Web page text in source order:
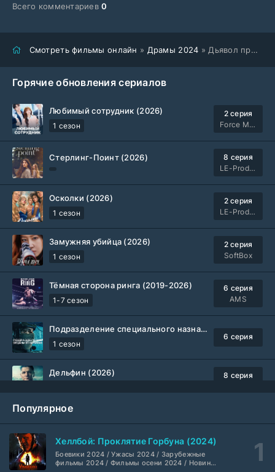
Всего комментариев0
Смотреть фильмы онлайн » Драмы 2024 » Дьявол приходит в Канзас-Сити (2024)
Горячие обновления сериалов
Любимый сотрудник (2026)
1 сезон
2 серия
Force Media
Стерлинг-Поинт (2026)
8 серия
LE-Production
Осколки (2026)
1 сезон
2 серия
LE-Production
Замужняя убийца (2026)
1 сезон
2 серия
SoftBox
Тёмная сторона ринга (2019-2026)
1-7 сезон
6 серия
AMS
Подразделение специального назначения (2026)
1 сезон
6 серия
Дельфин (2026)
8 серия
Шугар (2026)
Популярное
Хеллбой: Проклятие Горбуна (2024)
Боевики 2024 / Ужасы 2024 / Зарубежные
фильмы 2024 / Фильмы осени 2024 / Новинки